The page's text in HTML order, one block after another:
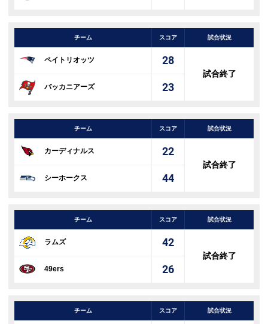
チーム スコア 試合状況
ペイトリオッツ 28
試合終了
バッカニアーズ 23
チーム スコア 試合状況
カーディナルス 22
試合終了
シーホークス 44
チーム スコア 試合状況
ラムズ 42
試合終了
49ers 26
チーム スコア 試合状況